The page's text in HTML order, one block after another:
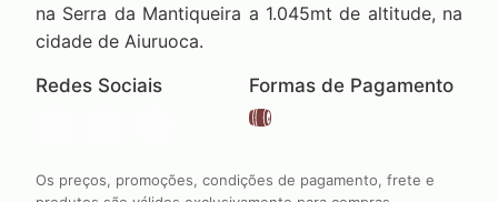
na Serra da Mantiqueira a 1.045mt de altitude, na
cidade de Aiuruoca.
Redes Sociais
Formas de Pagamento
Os preços, promoções, condições de pagamento, frete e